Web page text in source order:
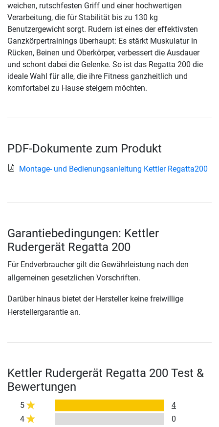
weichen, rutschfesten Griff und einer hochwertigen
Verarbeitung, die für Stabilität bis zu 130 kg
Benutzergewicht sorgt. Rudern ist eines der effektivsten
Ganzkörpertrainings überhaupt: Es stärkt Muskulatur in
Rücken, Beinen und Oberkörper, verbessert die Ausdauer
und schont dabei die Gelenke. So ist das Regatta 200 die
ideale Wahl für alle, die ihre Fitness ganzheitlich und
komfortabel zu Hause steigern möchten.
PDF-Dokumente zum Produkt
Montage- und Bedienungsanleitung Kettler Regatta200
Garantiebedingungen: Kettler
Rudergerät Regatta 200
Für Endverbraucher gilt die Gewährleistung nach den
allgemeinen gesetzlichen Vorschriften.
Darüber hinaus bietet der Hersteller keine freiwillige
Herstellergarantie an.
Kettler Rudergerät Regatta 200 Test &
Bewertungen
5
4
4
0